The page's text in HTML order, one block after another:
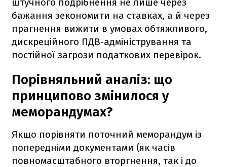
бажання зекономити на ставках, а й через
прагнення вижити в умовах обтяжливого,
дискреційного ПДВ-адміністрування та
постійної загрози податкових перевірок.
Порівняльний аналіз: що
принципово змінилося у
меморандумах?
Якщо порівняти поточний меморандум із
попередніми документами (як часів
повномасштабного вторгнення, так і до